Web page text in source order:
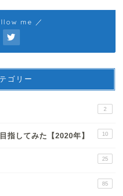
me ／
ゴリー
2
指してみた【2020年】 10
25
85